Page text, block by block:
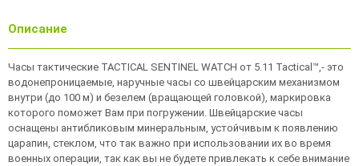
Описание
Часы тактические TACTICAL SENTINEL WATCH от 5.11 Tactical™,- это
водонепроницаемые, наручные часы со швейцарским механизмом
внутри (до 100 м) и безелем (вращающей головкой), маркировка
которого поможет Вам при погружении. Швейцарские часы
оснащены антибликовым минеральным, устойчивым к появлению
царапин, стеклом, что так важно при использовании их во время
военных операции, так как вы не будете привлекать к себе внимание